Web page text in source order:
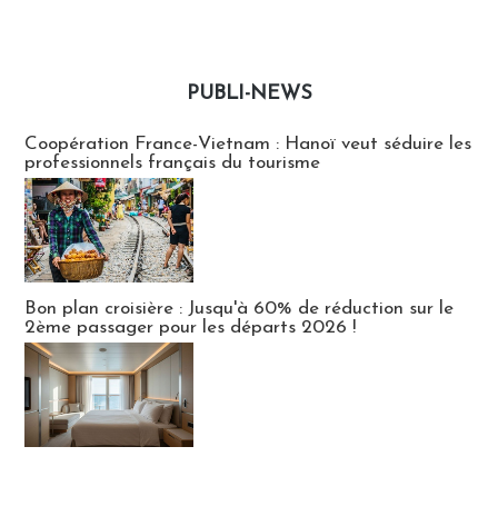
PUBLI-NEWS
Coopération France-Vietnam : Hanoï veut séduire les
professionnels français du tourisme
Bon plan croisière : Jusqu'à 60% de réduction sur le
2ème passager pour les départs 2026 !